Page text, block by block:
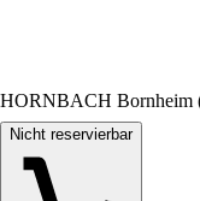
HORNBACH Bornheim
Nicht reservierbar